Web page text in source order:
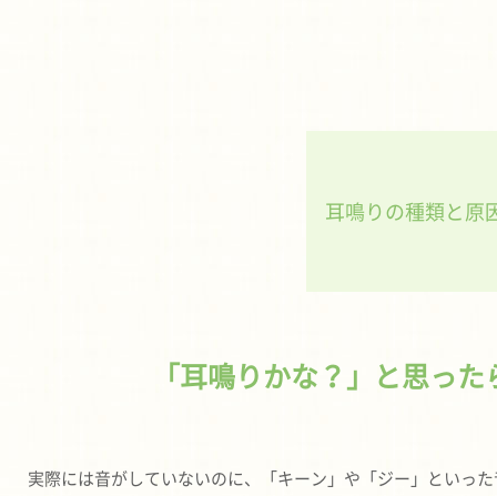
耳鳴りの種類と原
「耳鳴りかな？」と思っ
実際には音がしていないのに、「キーン」や「ジー」といっ